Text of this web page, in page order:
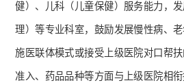
健）、儿科（儿童保健）服务能力，
理）等专业科室，鼓励发展慢性病、
施医联体模式或接受上级医院对口帮
准入、药品品种等方面与上级医院相